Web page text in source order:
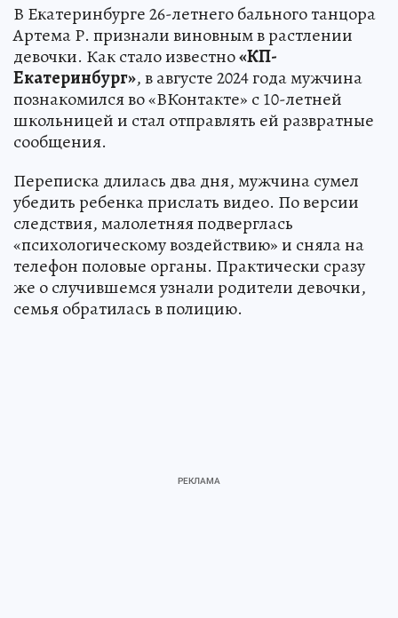
В Екатеринбурге 26-летнего бального танцора
Артема Р. признали виновным в растлении
девочки. Как стало известно«КП-
Екатеринбург», в августе 2024 года мужчина
познакомился во «ВКонтакте» с 10-летней
школьницей и стал отправлять ей развратные
сообщения.
Переписка длилась два дня, мужчина сумел
убедить ребенка прислать видео. По версии
следствия, малолетняя подверглась
«психологическому воздействию» и сняла на
телефон половые органы. Практически сразу
же о случившемся узнали родители девочки,
семья обратилась в полицию.